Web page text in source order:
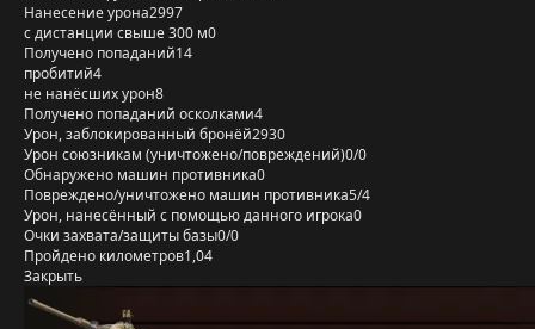
Нанесение урона2997
с дистанции свыше 300 м0
Получено попаданий14
пробитий4
не нанёсших урон8
Получено попаданий осколками4
Урон, заблокированный бронёй2930
Урон союзникам (уничтожено/повреждений)0/0
Обнаружено машин противника0
Повреждено/уничтожено машин противника5/4
Урон, нанесённый с помощью данного игрока0
Очки захвата/защиты базы0/0
Пройдено километров1,04
Закрыть